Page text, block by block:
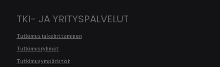
TKI- JA YRITYSPALVELUT
Tutkimus ja kehittäminen
Tutkimusryhmät
Tutkimusympäristöt